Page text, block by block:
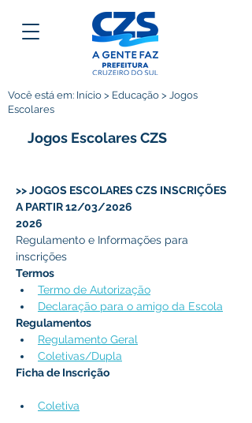
Você está em: Início > Educação > Jogos
Escolares
Jogos Escolares CZS
>> JOGOS ESCOLARES CZS INSCRIÇÕES
A PARTIR 12/03/2026
2026
Regulamento e Informações para
inscrições
Termos
Termo de Autorização
Declaração para o amigo da Escola
Regulamentos
Regulamento Geral
Coletivas/Dupla
Ficha de Inscrição
Coletiva